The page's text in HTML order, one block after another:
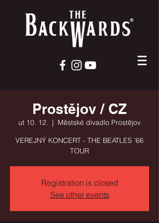
Prostějov / CZ
ut 10. 12.
  |
Městské divadlo Prostějov
VEREJNÝ KONCERT - THE BEATLES '66
TOUR
Registration is closed
See other events